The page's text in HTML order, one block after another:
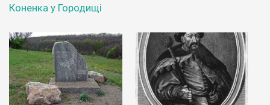
Коненка у Городищі